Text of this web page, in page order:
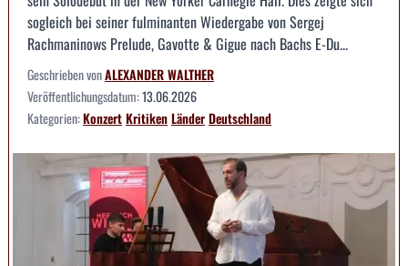
sogleich bei seiner fulminanten Wiedergabe von Sergej
Rachmaninows Prelude, Gavotte & Gigue nach Bachs E-Du...
Geschrieben vonALEXANDER WALTHER
Veröffentlichungsdatum:13.06.2026
Kategorien:KonzertKritikenLänderDeutschland